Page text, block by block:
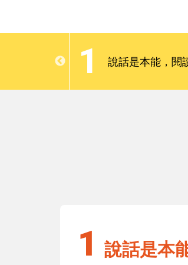
1 說話是本能，閱
學會閱讀，就擁有了自
人生；當孩子養成了閱
1 說話是本